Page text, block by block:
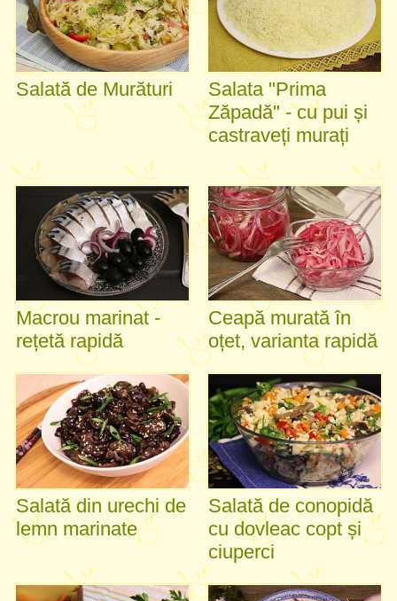
Salată de Murături
Salata "Prima
Zăpadă" - cu pui și
castraveți murați
Macrou marinat -
rețetă rapidă
Ceapă murată în
oțet, varianta rapidă
Salată din urechi de
lemn marinate
Salată de conopidă
cu dovleac copt și
ciuperci